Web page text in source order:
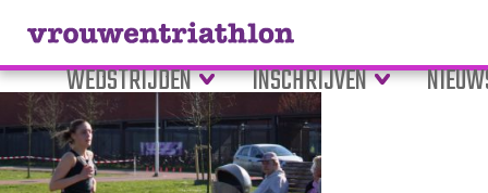
WEDSTRIJDEN INSCHRIJVEN
Tag Archive: medaile